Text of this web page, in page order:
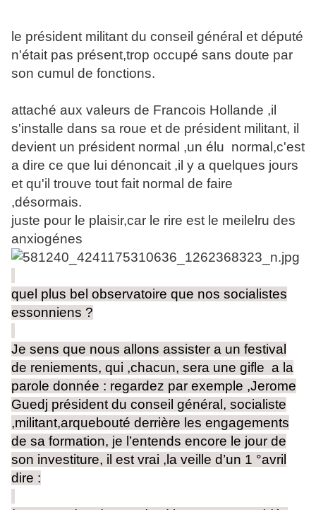
le président militant du conseil général et député
n'était pas présent,trop occupé sans doute par
son cumul de fonctions.
attaché aux valeurs de Francois Hollande ,il
s'installe dans sa roue et de président militant, il
devient un président normal ,un élu normal,c'est
a dire ce que lui dénoncait ,il y a quelques jours
et qu'il trouve tout fait normal de faire
,désormais.
juste pour le plaisir,car le rire est le meilelru des
anxiogénes
quel plus bel observatoire que nos socialistes
essonniens ?
Je sens que nous allons assister a un festival
de reniements, qui ,chacun, sera une gifle a la
parole donnée : regardez par exemple ,Jerome
Guedj président du conseil général, socialiste
,militant,arquebouté derrière les engagements
de sa formation, je l’entends encore le jour de
son investiture, il est vrai ,la veille d’un 1 °avril
dire :